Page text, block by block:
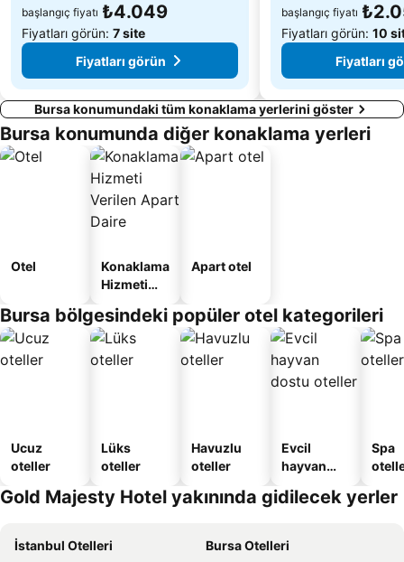
başlangıç fiyatı ₺4.049
Fiyatları görün: 7 site
Fiyatları görün
başlangıç fiyatı
Fiyatları görün: 10
Fiyatları
Bursa konumundaki tüm konaklama yerlerini göster
Bursa konumunda diğer konaklama yerleri
Otel
Konaklama
Hizmeti
Apart
Daire
Apart otel
Bursa bölgesindeki popüler otel kategorileri
Ucuz
oteller
Lüks
oteller
Havuzlu
oteller
Evcil
hayvan
oteller
Spa
Gold Majesty Hotel yakınında gidilecek yerler
İstanbul Otelleri
Bursa Otelleri